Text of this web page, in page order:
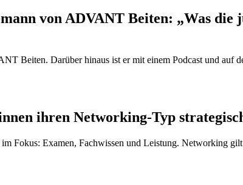
von ADVANT Beiten: „Was
Beiten. Darüber hinaus ist er mit einem Podcast und auf
ihren Networking-Typ
Fokus: Examen, Fachwissen und Leistung. Networking